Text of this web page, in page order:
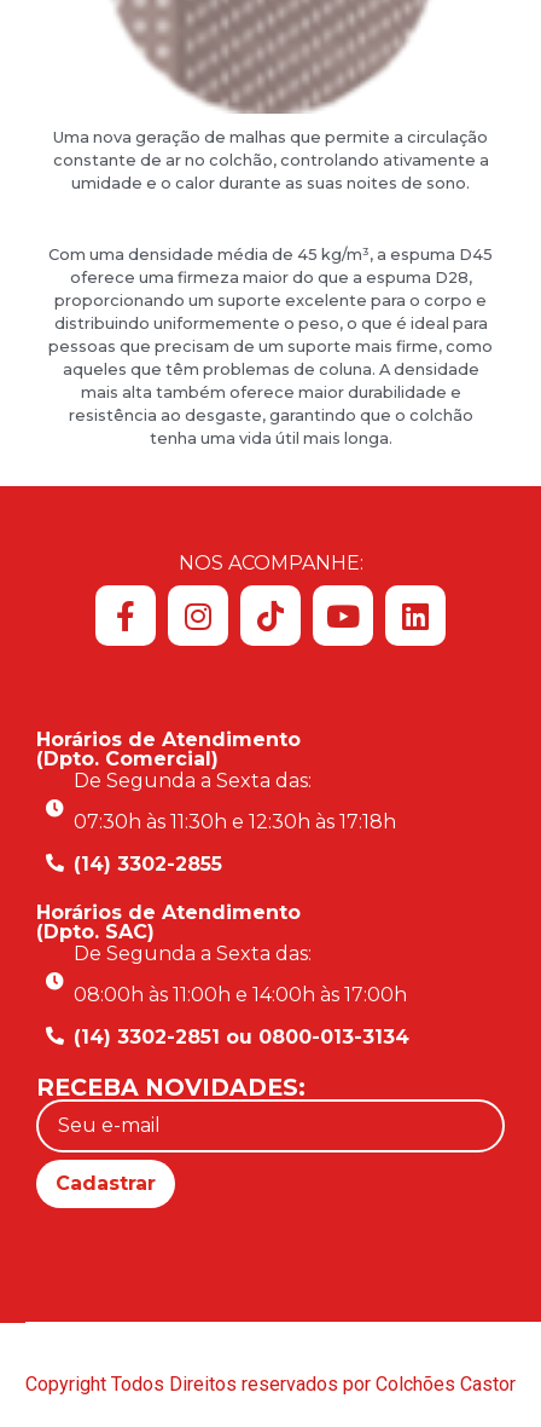
Uma nova geração de malhas que permite a circulação
constante de ar no colchão, controlando ativamente a
umidade e o calor durante as suas noites de sono.
Com uma densidade média de 45 kg/m³, a espuma D45
oferece uma firmeza maior do que a espuma D28,
proporcionando um suporte excelente para o corpo e
distribuindo uniformemente o peso, o que é ideal para
pessoas que precisam de um suporte mais firme, como
aqueles que têm problemas de coluna. A densidade
mais alta também oferece maior durabilidade e
resistência ao desgaste, garantindo que o colchão
tenha uma vida útil mais longa.
NOS ACOMPANHE:
Horários de Atendimento
(Dpto. Comercial)
De Segunda a Sexta das:
07:30h às 11:30h e 12:30h às 17:18h
(14) 3302-2855
Horários de Atendimento
(Dpto. SAC)
De Segunda a Sexta das:
08:00h às 11:00h e 14:00h às 17:00h
(14) 3302-2851 ou 0800-013-3134
RECEBA NOVIDADES:
Copyright Todos Direitos reservados por Colchões Castor